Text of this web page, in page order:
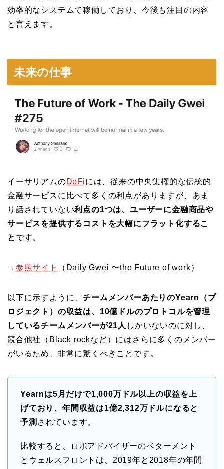
効率的なシステムで稼働しており、今後も注目の内容
と言えます。
未来の仕事
イーサリアムのDeFiには、従来の中央集権的な伝統的
金融サービスに比べて多くの利点がありますが、あま
り話されていない利点の1つは、ユーザーに金融商品や
サービスを提供するコストを大幅にフラット化するこ
と です。
→ 参照サイト （Daily Gwei 〜the Future of work）
以下に示すように、チームメンバーあたりのYearn（プ
ロジェクト）の収益は、10億ドルのプロトコルを管理
しているチームメンバーが21人 しかいないのに対し、
競合他社（Black rockなど）にはさらに多くのメンバー
がいるため、 非常に驚くべきこと です。
Yearnは5月だけで1,000万ドル以上の収益を上
げており、年間収益は1億2,312万ドルになると
予測 されています。
比較すると、ロボアドバイザーのベターメント
とウェルスフロントは、2019年と2018年の年間